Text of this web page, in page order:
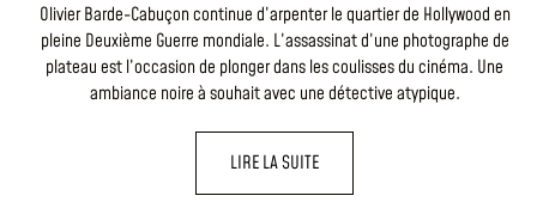
Olivier Barde-Cabuçon continue d’arpenter le quartier de Hollywood en
pleine Deuxième Guerre mondiale. L’assassinat d’une photographe de
plateau est l’occasion de plonger dans les coulisses du cinéma. Une
ambiance noire à souhait avec une détective atypique.
LIRE LA SUITE